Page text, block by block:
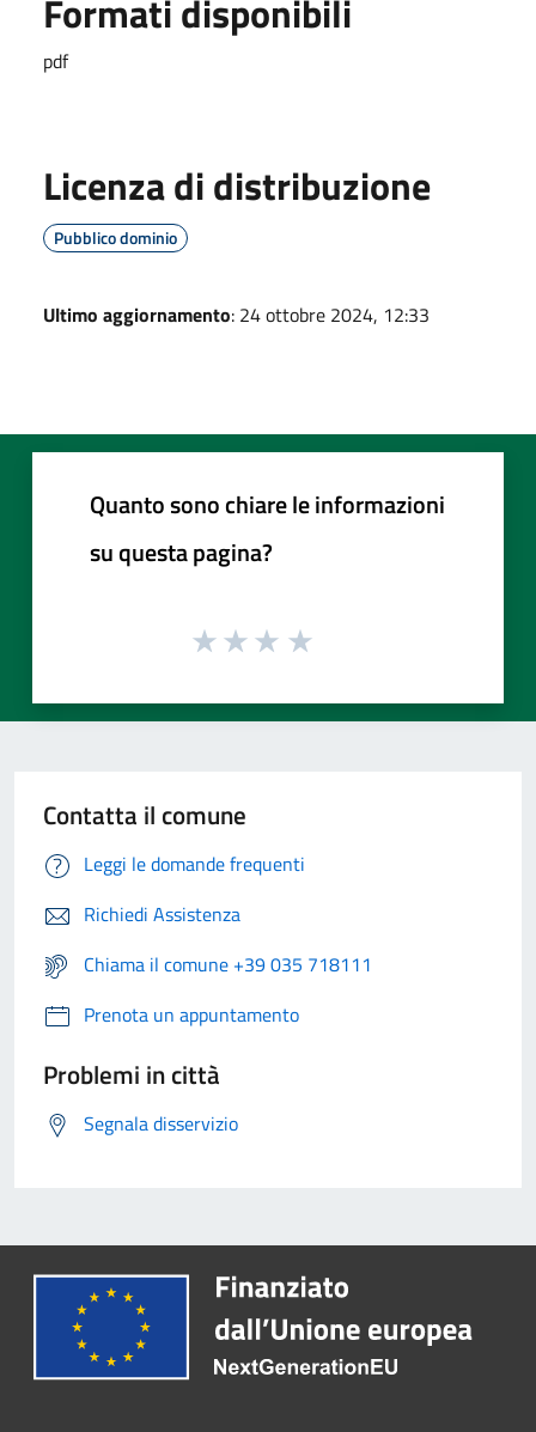
Formati disponibili
pdf
Licenza di distribuzione
Pubblico dominio
Ultimo aggiornamento: 24 ottobre 2024, 12:33
Quanto sono chiare le informazioni
su questa pagina?
Contatta il comune
Leggi le domande frequenti
Richiedi Assistenza
Chiama il comune +39 035 718111
Prenota un appuntamento
Problemi in città
Segnala disservizio